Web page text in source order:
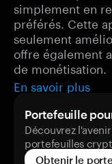
simplement en
préférés. Cette
seulement
offre également
de monétisation.
En savoir plus
Portefeuille
Découvrez
portefeuilles
Obtenir le